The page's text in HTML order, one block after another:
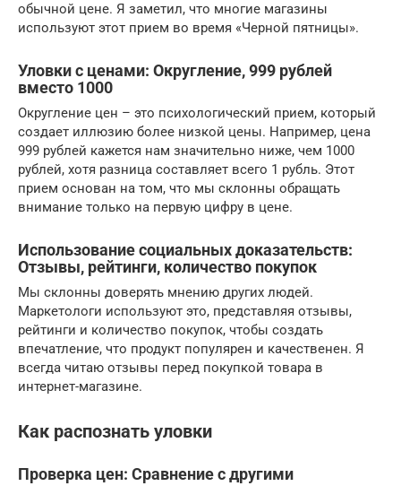
обычной цене. Я заметил, что многие магазины
используют этот прием во время «Черной пятницы».
Уловки с ценами: Округление, 999 рублей
вместо 1000
Округление цен – это психологический прием, который
создает иллюзию более низкой цены. Например, цена
999 рублей кажется нам значительно ниже, чем 1000
рублей, хотя разница составляет всего 1 рубль. Этот
прием основан на том, что мы склонны обращать
внимание только на первую цифру в цене.
Использование социальных доказательств:
Отзывы, рейтинги, количество покупок
Мы склонны доверять мнению других людей.
Маркетологи используют это, представляя отзывы,
рейтинги и количество покупок, чтобы создать
впечатление, что продукт популярен и качественен. Я
всегда читаю отзывы перед покупкой товара в
интернет-магазине.
Как распознать уловки
Проверка цен: Сравнение с другими